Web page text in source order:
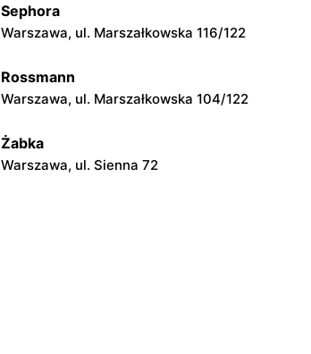
Żabka
Żabka
Sephora
Warszawa, ul. Marszałkowska 116/122
Rossmann
Warszawa, ul. Marszałkowska 104/122
Żabka
Warszawa, ul. Sienna 72